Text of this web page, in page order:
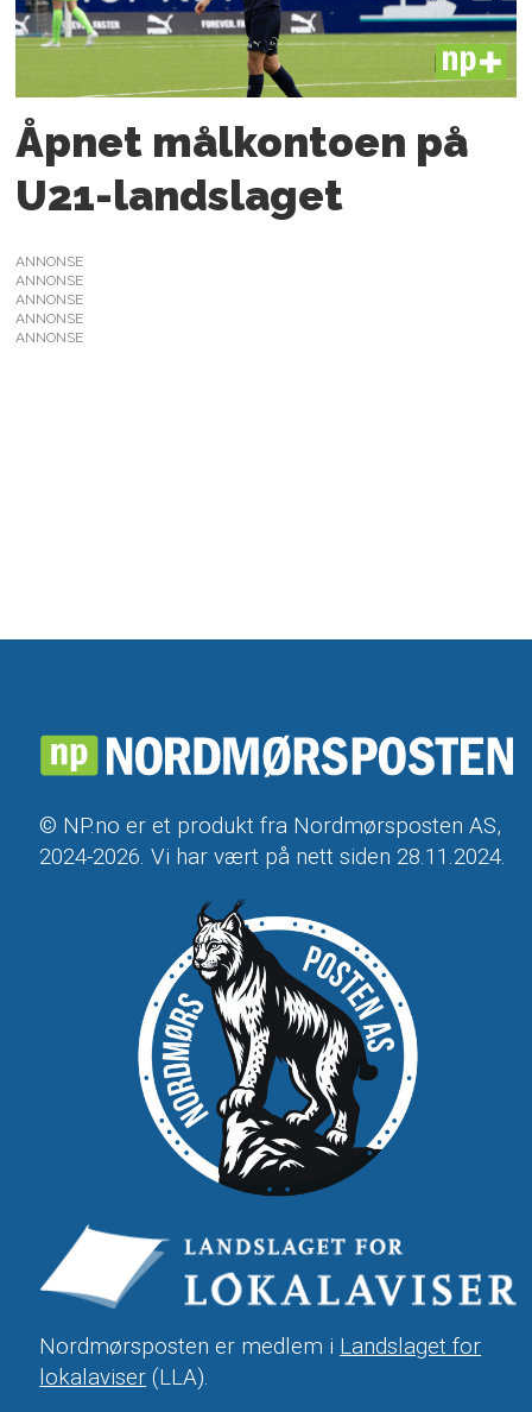
PLUS
Åpnet målkontoen på
U21-landslaget
ANNONSE
ANNONSE
ANNONSE
ANNONSE
ANNONSE
© NP.no er et produkt fra Nordmørsposten AS,
2024-2026. Vi har vært på nett siden 28.11.2024.
Nordmørsposten er medlem i Landslaget for
lokalaviser (LLA).